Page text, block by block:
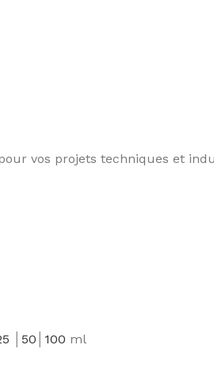
vos projets techniques et
50 100 ml